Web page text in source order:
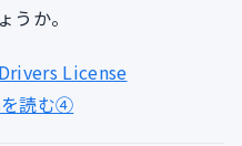
うか。
License
読む④